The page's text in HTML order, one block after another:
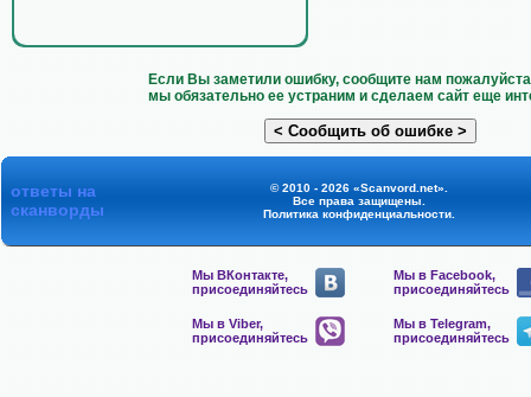
Если Вы заметили ошибку, сообщите нам
мы обязательно ее устраним и сделаем сайт еще
ответы на
сканворды
© 2010 - 2026 «Scanvord.net».
Все права защищены.
Политика конфиденциальности.
Мы ВКонтакте,
присоединяйтесь
Мы в Facebook,
присоединяйтесь
Мы в Viber,
присоединяйтесь
Мы в Telegram,
присоединяйтесь